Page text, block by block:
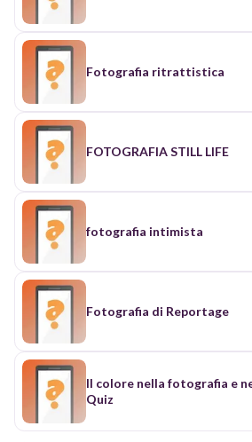
Fotografia ritrattistica
FOTOGRAFIA STILL LIFE
fotografia intimista
Fotografia di Reportage
Il colore nella fotografia e
Quiz